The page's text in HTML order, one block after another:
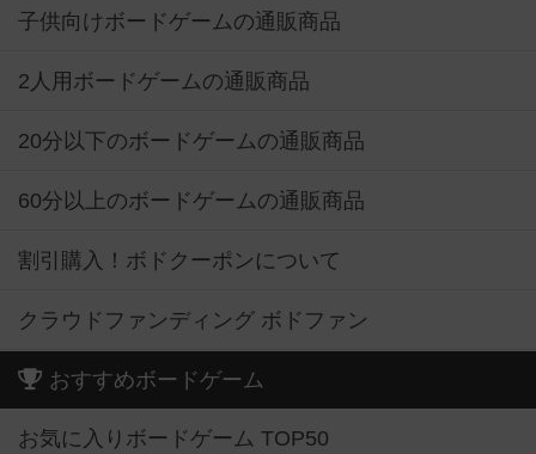
子供向けボードゲームの通販商品
2人用ボードゲームの通販商品
20分以下のボードゲームの通販商品
60分以上のボードゲームの通販商品
割引購入！ボドクーポンについて
クラウドファンディング ボドファン
おすすめボードゲーム
お気に入りボードゲーム TOP50